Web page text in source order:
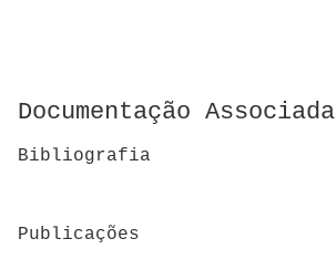
Documentação Associada
Bibliografia
Publicações